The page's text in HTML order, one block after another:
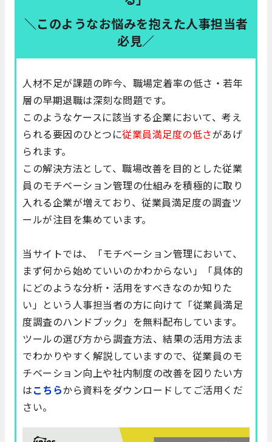
＼このようなお悩みを抱えた人事担当者
必見／
人材不足が課題の昨今、職場定着率の低さ・若年
層の早期退職は深刻な問題です。
このようなケースに該当する企業において、考え
られる要因のひとつに従業員満足度の低さがあげ
られます。
この解決方法として、職場改善を目的とした従業
員のモチベーション管理の仕組みを積極的に取り
入れる企業が増えており、従業員満足度の調査ツ
ールが注目を集めています。
当サイトでは、「モチベーション管理において、
まず何から始めていいのかわからない」「具体的
にどのような分析・活用をすべきなのか知りた
い」という人事担当者の方に向けて「従業員満足
度調査のハンドブック」を無料配布しています。
ツールの選び方から調査方法、結果の活用方法ま
でわかりやすく解説していますので、従業員のモ
チベーション向上や社内制度の改善を図りたい方
はこちらから資料をダウンロードしてご活用くだ
さい。